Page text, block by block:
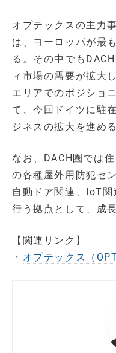
オプテックスの主力
は、ヨーロッパが最
る。その中でも
ィ市場の需要が拡大
エリアでのポジショ
て、今回ドイツに駐
ジネスの拡大を進め
なお、DACH圏では
の各種屋外用防犯セ
自動ドア関連、IoT
行う拠点として、成
【関連リンク】
・ オプテックス（